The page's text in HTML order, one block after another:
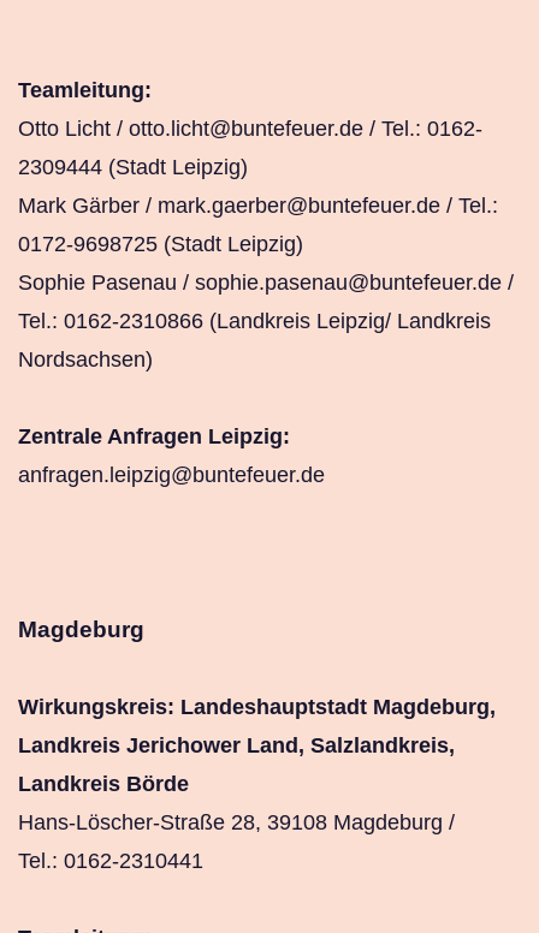
Teamleitung:
Otto Licht / otto.licht@buntefeuer.de / Tel.: 0162-
2309444 (Stadt Leipzig)
Mark Gärber / mark.gaerber@buntefeuer.de / Tel.:
0172-9698725 (Stadt Leipzig)
Sophie Pasenau / sophie.pasenau@buntefeuer.de /
Tel.: 0162-2310866 (Landkreis Leipzig/ Landkreis
Nordsachsen)
Zentrale Anfragen Leipzig:
anfragen.leipzig@buntefeuer.de
Magdeburg
Wirkungskreis: Landeshauptstadt Magdeburg,
Landkreis Jerichower Land, Salzlandkreis,
Landkreis Börde
Hans-Löscher-Straße 28, 39108 Magdeburg /
Tel.: 0162-2310441